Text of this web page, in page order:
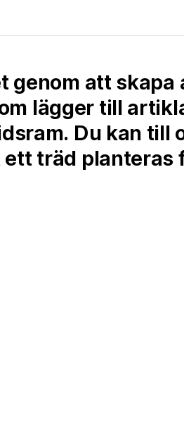
genom att skapa
lägger till
Du kan till
träd planteras